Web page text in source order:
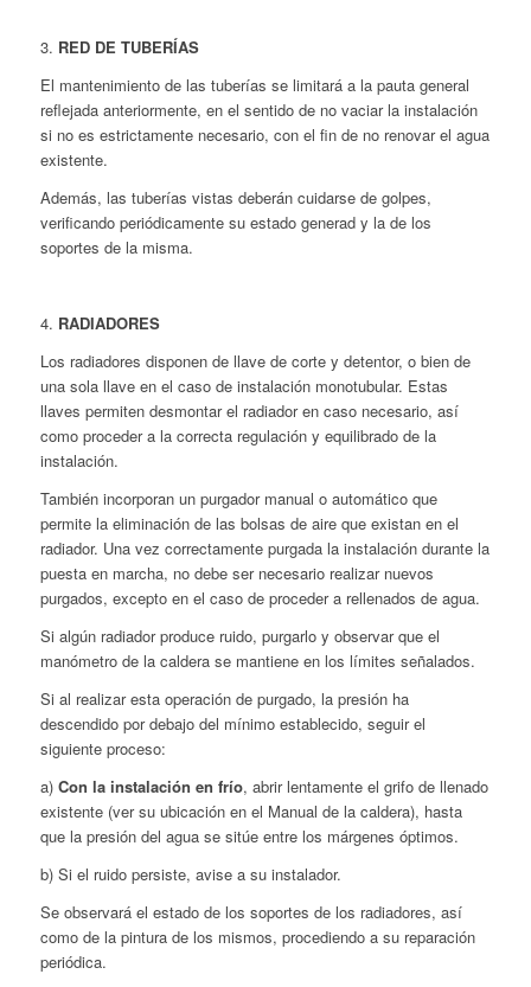
3. RED DE TUBERÍAS
El mantenimiento de las tuberías se limitará a la pauta general
reflejada anteriormente, en el sentido de no vaciar la instalación
si no es estrictamente necesario, con el fin de no renovar el agua
existente.
Además, las tuberías vistas deberán cuidarse de golpes,
verificando periódicamente su estado generad y la de los
soportes de la misma.
4. RADIADORES
Los radiadores disponen de llave de corte y detentor, o bien de
una sola llave en el caso de instalación monotubular. Estas
llaves permiten desmontar el radiador en caso necesario, así
como proceder a la correcta regulación y equilibrado de la
instalación.
También incorporan un purgador manual o automático que
permite la eliminación de las bolsas de aire que existan en el
radiador. Una vez correctamente purgada la instalación durante la
puesta en marcha, no debe ser necesario realizar nuevos
purgados, excepto en el caso de proceder a rellenados de agua.
Si algún radiador produce ruido, purgarlo y observar que el
manómetro de la caldera se mantiene en los límites señalados.
Si al realizar esta operación de purgado, la presión ha
descendido por debajo del mínimo establecido, seguir el
siguiente proceso:
a) Con la instalación en frío, abrir lentamente el grifo de llenado
existente (ver su ubicación en el Manual de la caldera), hasta
que la presión del agua se sitúe entre los márgenes óptimos.
b) Si el ruido persiste, avise a su instalador.
Se observará el estado de los soportes de los radiadores, así
como de la pintura de los mismos, procediendo a su reparación
periódica.